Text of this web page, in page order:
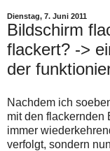
Dienstag, 7. Juni 2011
Bildschirm
flackert? ->
der
Nachdem ich
mit den flackernden
immer
verfolgt, sondern